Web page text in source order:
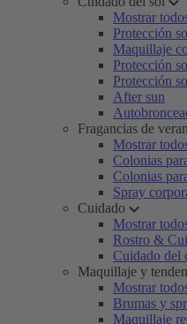
Mostrar
Protección
Maquillaje
Protección
Protección
After sun
Fragancias de
Mostrar
Colonias
Colonias
Spray
Cuidado
Mostrar
Rostro &
Cuidado del
Maquillaje y
Mostrar
Brumas y
Maquillaje